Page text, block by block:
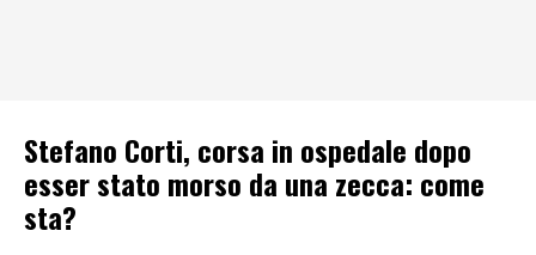
Stefano Corti, corsa in ospedale dopo
esser stato morso da una zecca: come
sta?